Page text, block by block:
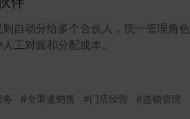
自动分给多个合伙人，统一管理角色
工对账和分配成本。
务 #全渠道销售 #门店经营 #连锁管理